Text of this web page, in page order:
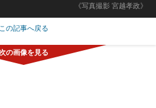
《写真撮影 宮越孝政》
この記事へ戻る